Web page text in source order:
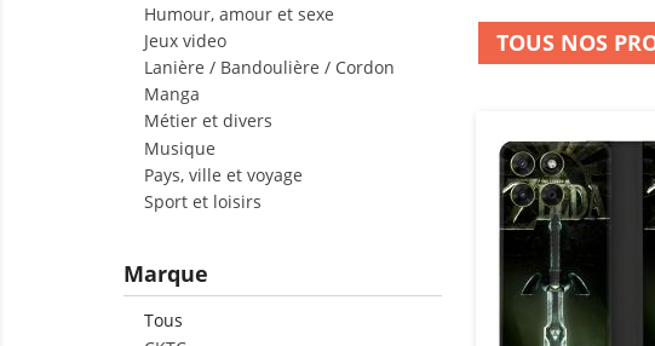
Humour, amour et sexe
Jeux video
Lanière / Bandoulière / Cordon
Manga
Métier et divers
Musique
Pays, ville et voyage
Sport et loisirs
Marque
Tous
Cettecoque
conçue pour
bonne coque
de manipuler
pour offrir un
Motorola Moto
Les découpes
du téléphone :
photo. Vous
TOUS NOS